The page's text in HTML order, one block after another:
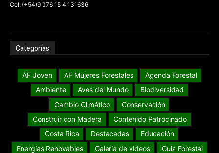
Cel: (+54)9 376 15 4 131636
Categorías
AF Joven AF Mujeres Forestales
Agenda Forestal
Ambiente
Aves del Mundo
Biodiversidad
Cambio Climático
Conservación
Construir con Madera
Contenido Patrocinado
Costa Rica
Destacadas
Educación
Energías Renovables
Galería de videos
Guia Forestal